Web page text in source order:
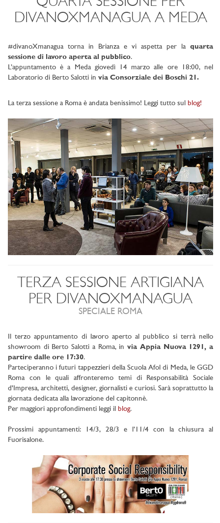
DIVANOXMANAGUA A MEDA
#divanoXmanagua torna in Brianza e vi aspetta per la quarta
sessione di lavoro aperta al pubblico.
L’appuntamento è a Meda giovedì 14 marzo alle ore 18:00, nel
Laboratorio di Berto Salotti in via Consorziale dei Boschi 21.
La terza sessione a Roma è andata benissimo! Leggi tutto sul blog!
TERZA SESSIONE ARTIGIANA
PER DIVANOXMANAGUA
SPECIALE ROMA
Il terzo appuntamento di lavoro aperto al pubblico si terrà nello
showroom di Berto Salotti a Roma, in via Appia Nuova 1291, a
partire dalle ore 17:30.
Parteciperanno i futuri tappezzieri della Scuola Afol di Meda, le GGD
Roma con le quali affronteremo temi di Responsabilità Sociale
d'Impresa, architetti, designer, giornalisti e curiosi. Sarà soprattutto la
giornata dedicata alla lavorazione del capitonnè.
Per maggiori approfondimenti leggi il blog.
Prossimi appuntamenti: 14/3, 28/3 e l’11/4 con la chiusura al
Fuorisalone.